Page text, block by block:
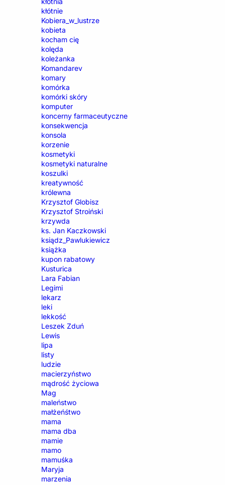
kłótnie
Kobiera_w_lustrze
kobieta
kocham cię
kolęda
koleżanka
Komandarev
komary
komórka
komórki skóry
komputer
koncerny farmaceutyczne
konsekwencja
konsola
korzenie
kosmetyki
kosmetyki naturalne
koszulki
kreatywność
królewna
Krzysztof Globisz
Krzysztof Stroiński
krzywda
ks. Jan Kaczkowski
ksiądz_Pawlukiewicz
książka
kupon rabatowy
Kusturica
Lara Fabian
Legimi
lekarz
leki
lekkość
Leszek Zduń
Lewis
lipa
listy
ludzie
macierzyństwo
mądrość życiowa
Mag
maleństwo
małżeńśtwo
mama
mama dba
mamie
mamo
mamuśka
Maryja
marzenia